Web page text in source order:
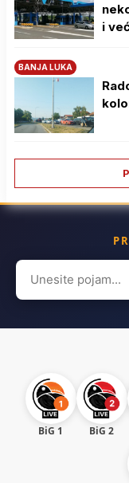
i
BANJA LUKA
Search
for:
BiG 1 BiG 2